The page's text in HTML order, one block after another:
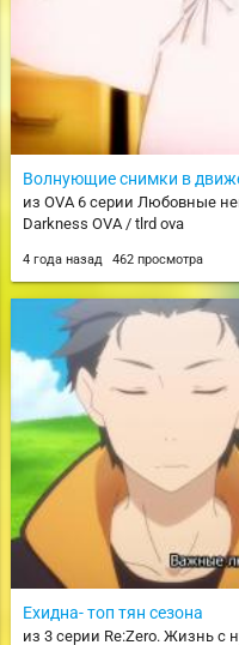
Волнующие снимки в
из OVA 6 серии Любовные
Darkness OVA / tlrd ova
4 года назад 462 просмотра
Ехидна- топ тян сезона
из 3 серии Re:Zero. Жизнь с